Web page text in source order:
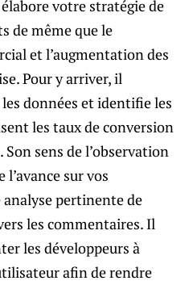
votre stratégie de
de même que le
et l’augmentation des
Pour y arriver, il
données et identifie les
les taux de conversion
sens de l’observation
sur vos
pertinente de
les commentaires. Il
les développeurs à
afin de rendre